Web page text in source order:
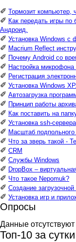
✐ Тормозит компьютер,
✐ Как передать игры
Андроид.
✐ Установка Windows с
✐ Macrium Reflect
✐ Почему Android со
✐ Настройка
✐ Регистрация
✐ Установка Windows
✐ Автозагрузка
✐ Принцип работы
✐ Как поставить на
✐ Установка ssh-сервера
✐ Масштаб подпольного
✐ Что за зверь такой -
✐ CRM
✐ Службы Windows
✐ DropBox –
✐ Что такое Nepomuk?
✐ Создание
✐ Установка игр и
Опросы
Данные отсутствуют
Топ-10 за сутки